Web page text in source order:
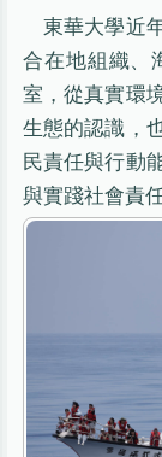
東華大學近
合在地組織、
室，從真實環
生態的認識，
民責任與行動
與實踐社會責